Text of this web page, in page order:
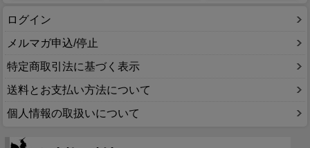
ログイン
メルマガ申込/停止
特定商取引法に基づく表示
送料とお支払い方法について
個人情報の取扱いについて